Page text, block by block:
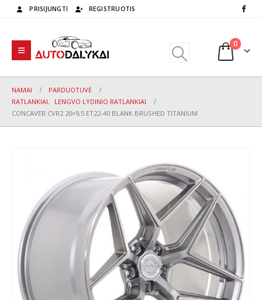
PRISIJUNGTI REGISTRUOTIS
0
NAMAI
PARDUOTUVĖ
RATLANKIAI,
LENGVO LYDINIO RATLANKIAI
CONCAVER CVR2 20×9,5 ET22-40 BLANK BRUSHED TITANIUM